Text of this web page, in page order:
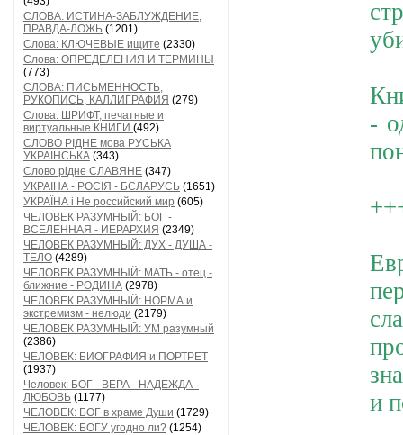
СЛОВА: ИСТИНА-ЗАБЛУЖДЕНИЕ,
ПРАВДА-ЛОЖЬ (1201)
Слова: КЛЮЧЕВЫЕ ищите (2330)
Слова: ОПРЕДЕЛЕНИЯ И ТЕРМИНЫ
(773)
СЛОВА: ПИСЬМЕННОСТЬ,
РУКОПИСЬ, КАЛЛИГРАФИЯ (279)
Слова: ШРИФТ, печатные и
виртуальные КНИГИ (492)
СЛОВО РІДНЕ мова РУСЬКА
УКРАЇНСЬКА (343)
Слово рідне СЛАВЯНЕ (347)
УКРАІНА - РОСІЯ - БЄЛАРУСЬ (1651)
УКРАЇНА і Не российский мир (605)
ЧЕЛОВЕК РАЗУМНЫЙ: БОГ -
ВСЕЛЕННАЯ - ИЕРАРХИЯ (2349)
ЧЕЛОВЕК РАЗУМНЫЙ: ДУХ - ДУША -
ТЕЛО (4289)
ЧЕЛОВЕК РАЗУМНЫЙ: МАТЬ - отец -
ближние - РОДИНА (2978)
ЧЕЛОВЕК РАЗУМНЫЙ: НОРМА и
экстремизм - нелюди (2179)
ЧЕЛОВЕК РАЗУМНЫЙ: УМ разумный
(2386)
ЧЕЛОВЕК: БИОГРАФИЯ и ПОРТРЕТ
(1937)
Человек: БОГ - ВЕРА - НАДЕЖДА -
ЛЮБОВЬ (1177)
ЧЕЛОВЕК: БОГ в храме Души (1729)
ЧЕЛОВЕК: БОГУ угодно ли? (1254)
-
и